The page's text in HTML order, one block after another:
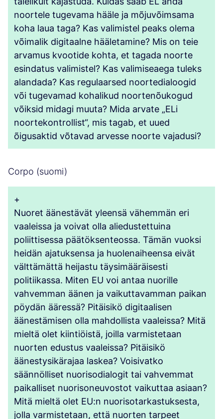
noortele tugevama hääle ja mõjuvõimsama
koha laua taga? Kas valimistel peaks olema
võimalik digitaalne hääletamine? Mis on teie
arvamus kvootide kohta, et tagada noorte
esindatus valimistel? Kas valimiseaega tuleks
alandada? Kas regulaarsed noortedialoogid
või tugevamad kohalikud noortenõukogud
võiksid midagi muuta? Mida arvate „ELi
noortekontrollist“, mis tagab, et uued
õigusaktid võtavad arvesse noorte vajadusi?
Corpo (suomi)
+
Nuoret äänestävät yleensä vähemmän eri
vaaleissa ja voivat olla aliedustettuina
poliittisessa päätöksenteossa. Tämän vuoksi
heidän ajatuksensa ja huolenaiheensa eivät
välttämättä heijastu täysimääräisesti
politiikassa. Miten EU voi antaa nuorille
vahvemman äänen ja vaikuttavamman paikan
pöydän ääressä? Pitäisikö digitaalisen
äänestämisen olla mahdollista vaaleissa? Mitä
mieltä olet kiintiöistä, joilla varmistetaan
nuorten edustus vaaleissa? Pitäisikö
äänestysikärajaa laskea? Voisivatko
säännölliset nuorisodialogit tai vahvemmat
paikalliset nuorisoneuvostot vaikuttaa asiaan?
Mitä mieltä olet EU:n nuorisotarkastuksesta,
jolla varmistetaan, että nuorten tarpeet